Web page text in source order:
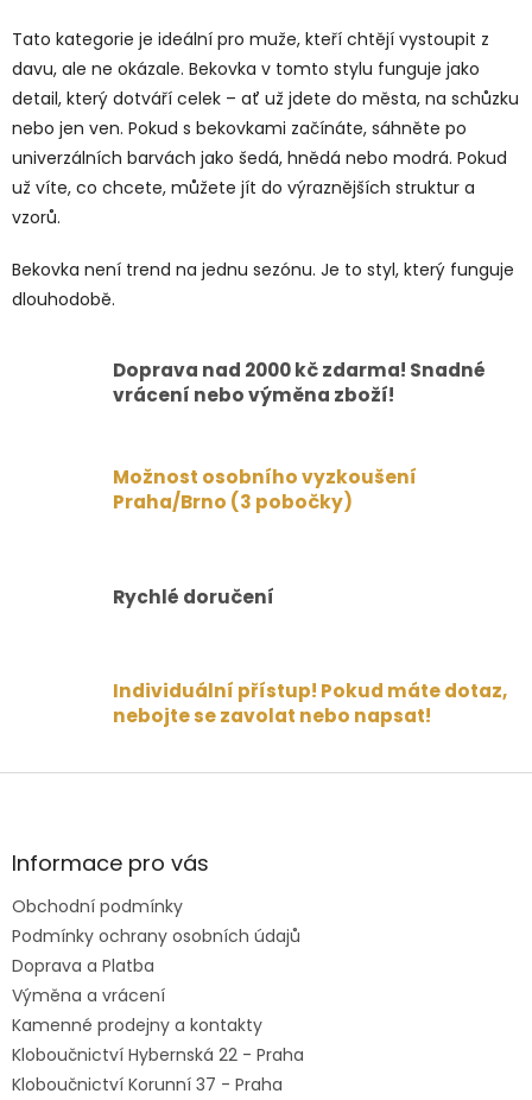
Tato kategorie je ideální pro muže, kteří chtějí vystoupit z
davu, ale ne okázale. Bekovka v tomto stylu funguje jako
detail, který dotváří celek – ať už jdete do města, na schůzku
nebo jen ven. Pokud s bekovkami začínáte, sáhněte po
univerzálních barvách jako šedá, hnědá nebo modrá. Pokud
už víte, co chcete, můžete jít do výraznějších struktur a
vzorů.
Bekovka není trend na jednu sezónu. Je to styl, který funguje
dlouhodobě.
Doprava nad 2000 kč zdarma! Snadné
vrácení nebo výměna zboží!
Možnost osobního vyzkoušení
Praha/Brno (3 pobočky)
Rychlé doručení
Individuální přístup! Pokud máte dotaz,
nebojte se zavolat nebo napsat!
Z
aInformace pro vás
Obchodní podmínky
Podmínky ochrany osobních údajů
Doprava a Platba
Výměna a vrácení
Kamenné prodejny a kontakty
Kloboučnictví Hybernská 22 - Praha
Kloboučnictví Korunní 37 - Praha